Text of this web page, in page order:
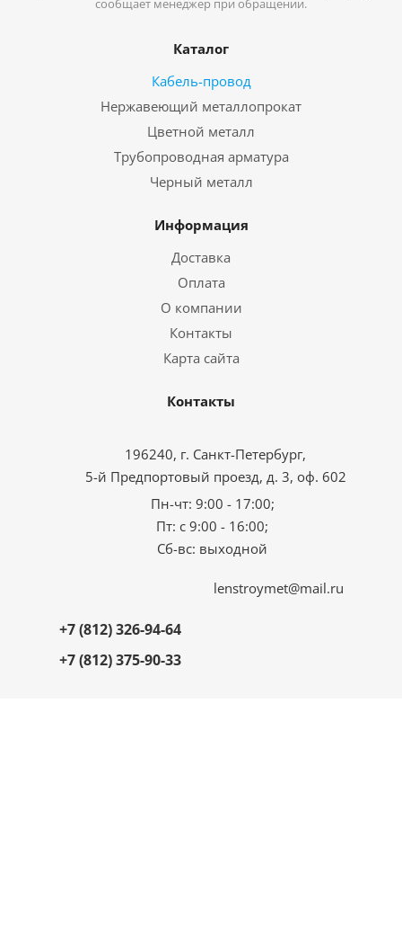
сообщает менеджер при обращении.
Каталог
Кабель-провод
Нержавеющий металлопрокат
Цветной металл
Трубопроводная арматура
Черный металл
Информация
Доставка
Оплата
О компании
Контакты
Карта сайта
Контакты
196240, г. Санкт-Петербург,
5-й Предпортовый проезд, д. 3, оф. 602
Пн-чт: 9:00 - 17:00;
Пт: с 9:00 - 16:00;
Сб-вс: выходной
+7 (812) 326-94-64
+7 (812) 375-90-33
lenstroymet@mail.ru